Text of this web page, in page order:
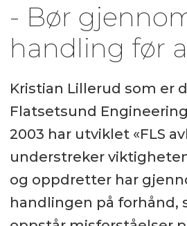
- Bør
handling før
Kristian Lillerud som er
Flatsetsund
2003 har utviklet «FLS
understreker
og oppdretter har
handlingen på forhånd,